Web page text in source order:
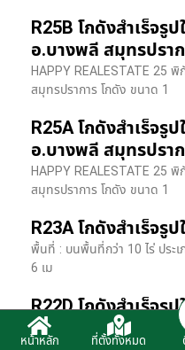
R25B โกดังสำเร็จรู
อ.บางพลี สมุทรปรา
HAPPY REALESTATE 25
สมุทรปราการ โกดัง ขนาด 1
R25A โกดังสำเร็จรู
อ.บางพลี สมุทรปรา
HAPPY REALESTATE 25
สมุทรปราการ โกดัง ขนาด 1
R23A โกดังสำเร็จรู
พื้นที่ : บนพื้นที่กว่า 10 ไร่ ประ
6 เม
R22D โกดังสำเร็จรู
HR22 โกดังสำเร็จรูปให้เช่า
รายละเอียดโรงง
หน้าหลัก ที่ตั้งทั้งหมด